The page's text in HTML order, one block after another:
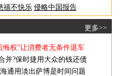
禧不快乐 侵略中国报告
更多>>
悔权"让消费者无条件退车
并?保时捷用大众的钱还债
通用淡出萨博是时间问题